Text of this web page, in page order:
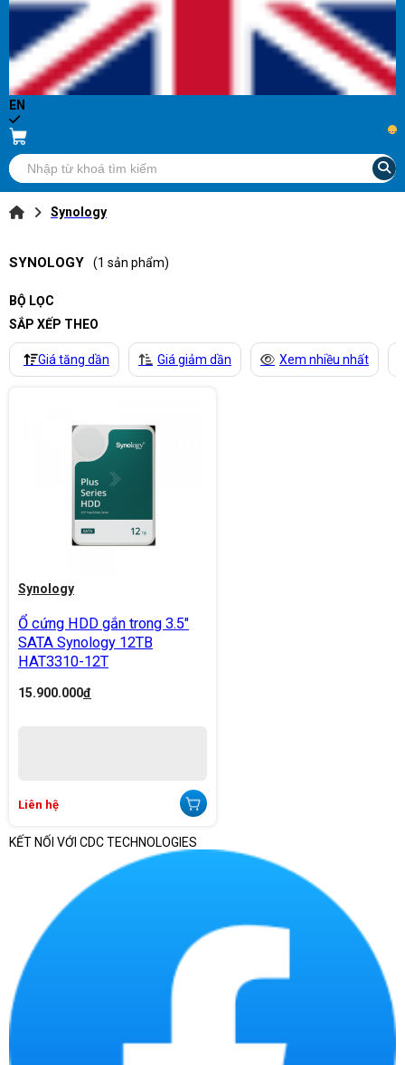
EN
...
Synology
SYNOLOGY (1 sản phẩm)
BỘ LỌC
SẮP XẾP THEO
Giá tăng dần Giá giảm dần Xem nhiều nhất
Synology
Ổ cứng HDD gắn trong 3.5"
SATA Synology 12TB
HAT3310-12T
15.900.000đ
Liên hệ
KẾT NỐI VỚI CDC TECHNOLOGIES